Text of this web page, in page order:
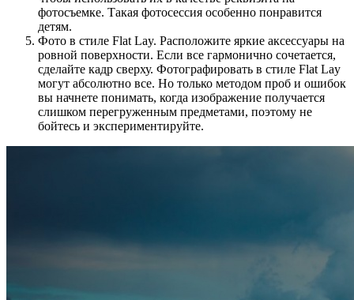
фотосъемке. Такая фотосессия особенно понравится
детям.
Фото в стиле Flat Lay. Расположите яркие аксессуары на
ровной поверхности. Если все гармонично сочетается,
сделайте кадр сверху. Фотографировать в стиле Flat Lay
могут абсолютно все. Но только методом проб и ошибок
вы начнете понимать, когда изображение получается
слишком перегруженным предметами, поэтому не
бойтесь и экспериментируйте.